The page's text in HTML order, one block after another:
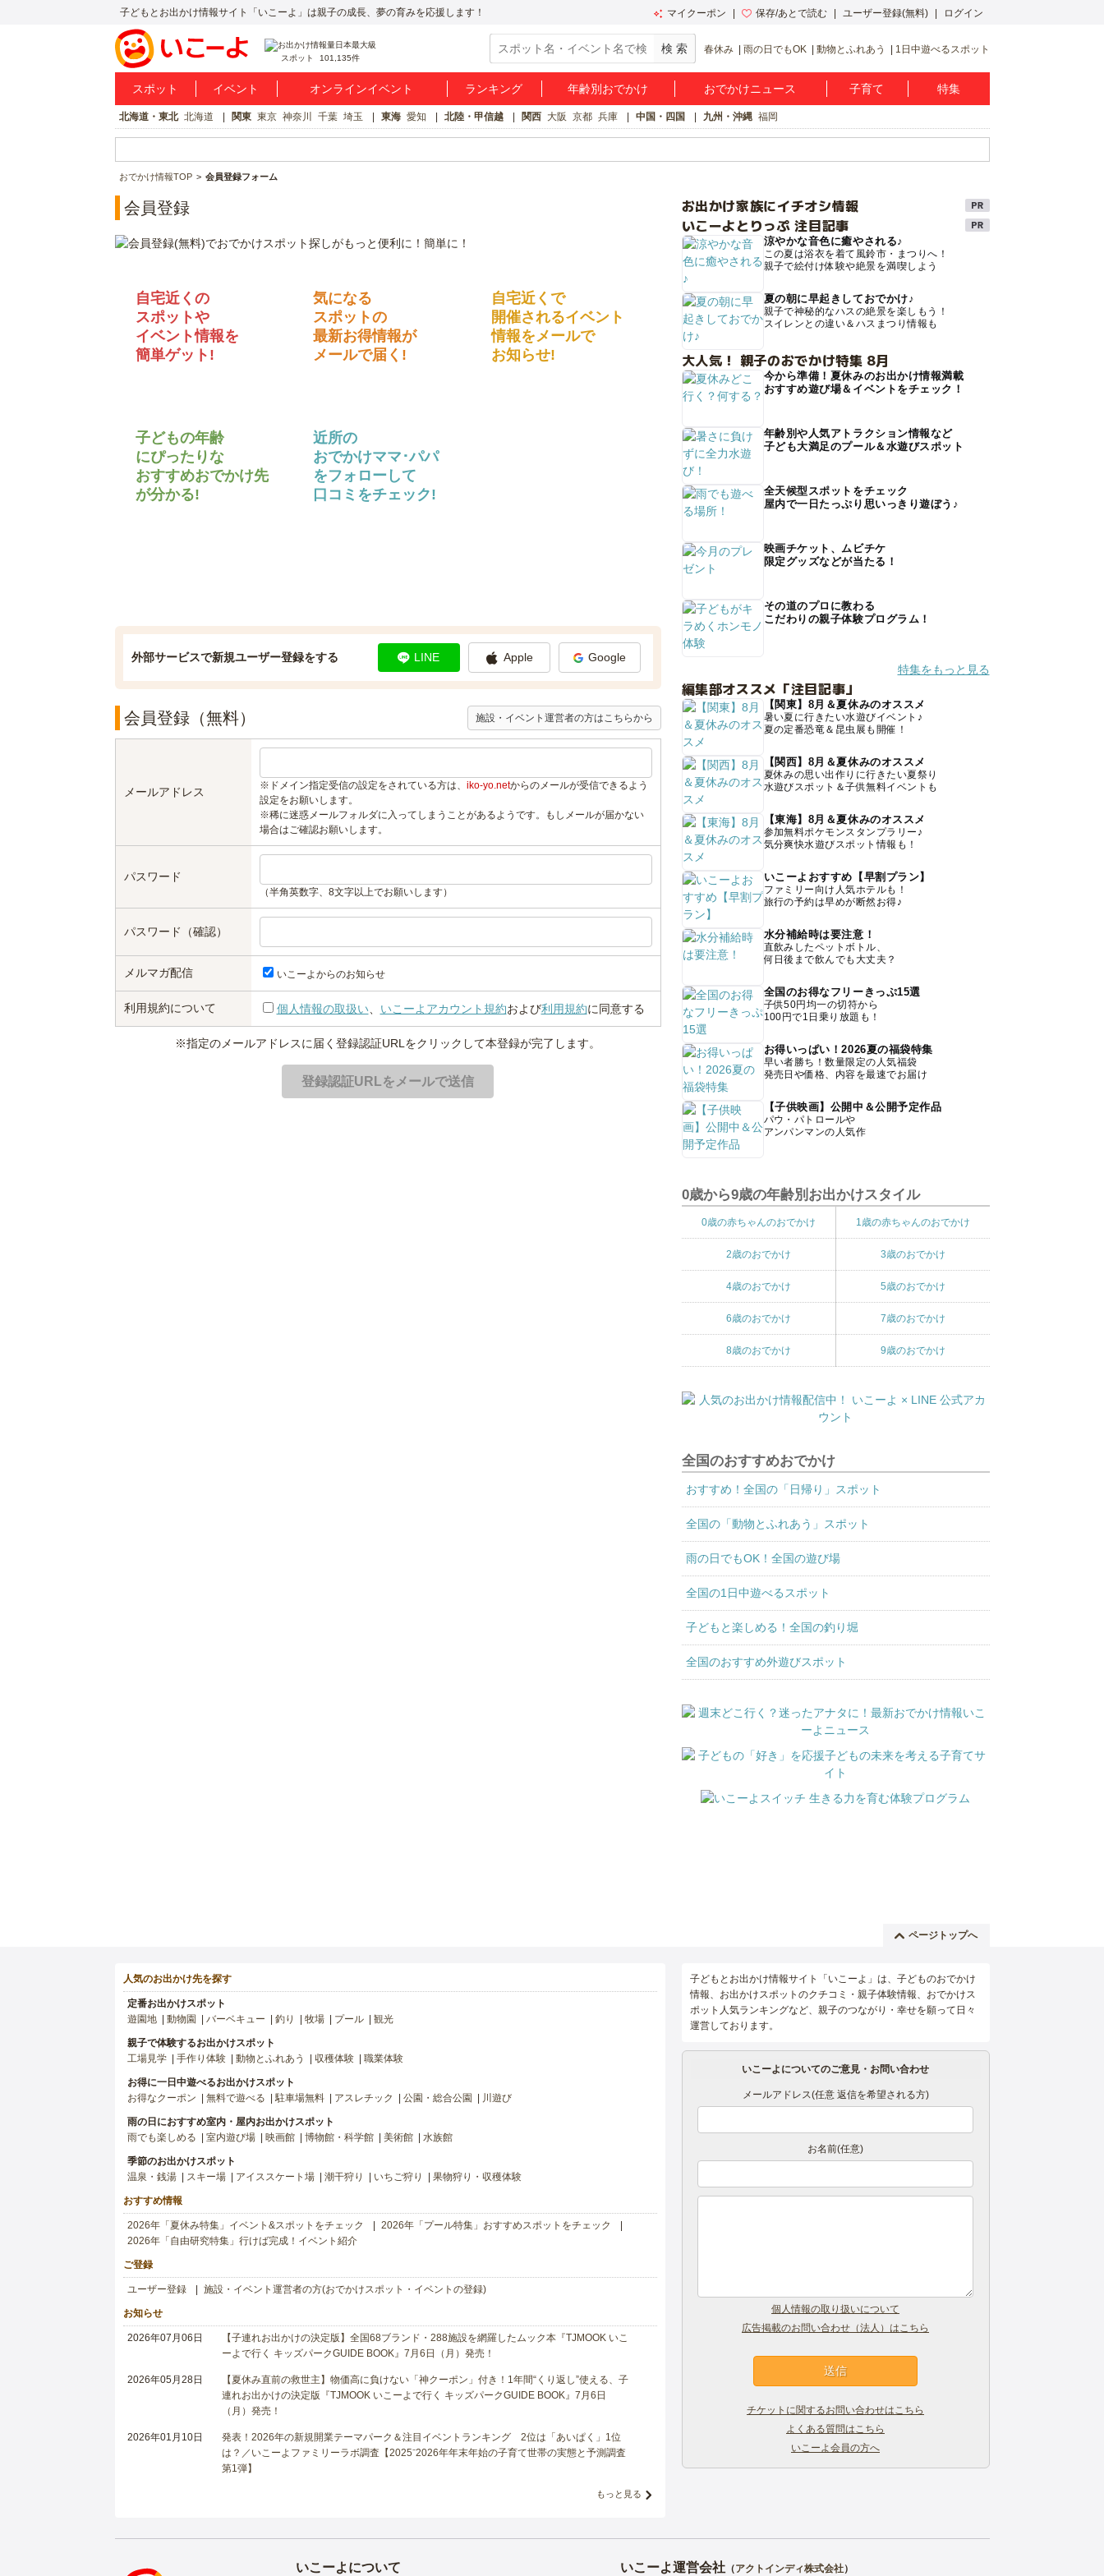
子どもとお出かけ情報サイト「いこーよ」は親子の成長、夢の育みを応援します！ マイクーポン 保存/あとで読む ユーザー登録(無料) ログイン
スポット 101,135件
春休み 雨の日でもOK 動物とふれあう 1日中遊べるスポット
スポット イベント オンラインイベント ランキング 年齢別おでかけ おでかけニュース 子育て 特集
北海道・東北 北海道 関東 東京 神奈川 千葉 埼玉 東海 愛知 北陸・甲信越 関西 大阪 京都 兵庫 中国・四国 九州・沖縄 福岡
おでかけ情報TOP 会員登録フォーム
会員登録
自宅近くの
スポットや
イベント情報を
簡単ゲット!
気になる
スポットの
最新お得情報が
メールで届く!
自宅近くで
開催されるイベント
情報をメールで
お知らせ!
子どもの年齢
にぴったりな
おすすめおでかけ先
が分かる!
近所の
おでかけママ･パパ
をフォローして
口コミをチェック!
外部サービスで新規ユーザー登録をする LINE Apple Google
会員登録（無料） 施設・イベント運営者の方はこちらから
メールアドレス ※ドメイン指定受信の設定をされている方は、 iko-yo.netからのメールが受信できるよう
設定をお願いします。
※稀に迷惑メールフォルダに入ってしまうことがあるようです。もしメールが届かない
場合はご確認お願いします。
パスワード
（半角英数字、8文字以上でお願いします）
パスワード（確認）
メルマガ配信 いこーよからのお知らせ
利用規約について 個人情報の取扱い、 いこーよアカウント規約および利用規約に同意する
※指定のメールアドレスに届く登録認証URLをクリックして本登録が完了します。
お出かけ家族にイチオシ情報
いこーよとりっぷ 注目記事
涼やかな音色に癒やされる♪
この夏は浴衣を着て風鈴市・まつりへ！
親子で絵付け体験や絶景を満喫しよう
夏の朝に早起きしておでかけ♪
親子で神秘的なハスの絶景を楽しもう！
スイレンとの違い＆ハスまつり情報も
大人気！ 親子のおでかけ特集 8月
今から準備！夏休みのお出かけ情報満載
おすすめ遊び場＆イベントをチェック！
年齢別や人気アトラクション情報など
子ども大満足のプール＆水遊びスポット
全天候型スポットをチェック
屋内で一日たっぷり思いっきり遊ぼう♪
映画チケット、ムビチケ
限定グッズなどが当たる！
その道のプロに教わる
こだわりの親子体験プログラム！
特集をもっと見る
編集部オススメ「注目記事」
【関東】8月＆夏休みのオススメ
暑い夏に行きたい水遊びイベント♪
夏の定番恐竜＆昆虫展も開催！
【関西】8月＆夏休みのオススメ
夏休みの思い出作りに行きたい夏祭り
水遊びスポット＆子供無料イベントも
【東海】8月＆夏休みのオススメ
参加無料ポケモンスタンプラリー♪
気分爽快水遊びスポット情報も！
いこーよおすすめ【早割プラン】
ファミリー向け人気ホテルも！
旅行の予約は早めが断然お得♪
水分補給時は要注意！
直飲みしたペットボトル、
何日後まで飲んでも大丈夫？
全国のお得なフリーきっぷ15選
子供50円均一の切符から
100円で1日乗り放題も！
お得いっぱい！2026夏の福袋特集
早い者勝ち！数量限定の人気福袋
発売日や価格、内容を最速でお届け
【子供映画】公開中＆公開予定作品
パウ・パトロールや
アンパンマンの人気作
0歳から9歳の年齢別お出かけスタイル
0歳の赤ちゃんのおでかけ 1歳の赤ちゃんのおでかけ
2歳のおでかけ 3歳のおでかけ
4歳のおでかけ 5歳のおでかけ
6歳のおでかけ 7歳のおでかけ
8歳のおでかけ 9歳のおでかけ
全国のおすすめおでかけ
おすすめ！全国の「日帰り」スポット
全国の「動物とふれあう」スポット
雨の日でもOK！全国の遊び場
全国の1日中遊べるスポット
子どもと楽しめる！全国の釣り堀
全国のおすすめ外遊びスポット
ページトップへ
人気のお出かけ先を探す
定番お出かけスポット
遊園地
動物園 バーベキュー 釣り 牧場 プール 観光
親子で体験するお出かけスポット
工場見学
手作り体験 動物とふれあう 収穫体験 職業体験
お得に一日中遊べるお出かけスポット
お得なクーポン
無料で遊べる 駐車場無料 アスレチック 公園・総合公園 川遊び
雨の日におすすめ室内・屋内お出かけスポット
雨でも楽しめる
室内遊び場 映画館 博物館・科学館 美術館 水族館
季節のお出かけスポット
温泉・銭湯
スキー場 アイススケート場 潮干狩り いちご狩り 果物狩り・収穫体験
おすすめ情報
2026年「夏休み特集」イベント&スポットをチェック
2026年「プール特集」おすすめスポットをチェック
2026年「自由研究特集」行けば完成！イベント紹介
ご登録
ユーザー登録 施設・イベント運営者の方(おでかけスポット・イベントの登録)
お知らせ
2026年07月06日
【子連れお出かけの決定版】全国68ブランド・288施設を網羅したムック本『TJMOOK いこ
ーよで行く キッズパークGUIDE BOOK』7月6日（月）発売！
2026年05月28日
【夏休み直前の救世主】物価高に負けない「神クーポン」付き！1年間“くり返し”使える、子
連れお出かけの決定版『TJMOOK いこーよで行く キッズパークGUIDE BOOK』7月6日
（月）発売！
2026年01月10日
発表！2026年の新規開業テーマパーク＆注目イベントランキング 2位は「あいぱく」1位
は？／いこーよファミリーラボ調査【2025⁻2026年年末年始の子育て世帯の実態と予測調査
第1弾】
もっと見る
子どもとお出かけ情報サイト「いこーよ」は、子どものおでかけ
情報、お出かけスポットのクチコミ・親子体験情報、おでかけス
ポット人気ランキングなど、親子のつながり・幸せを願って日々
運営しております。
いこーよについてのご意見・お問い合わせ
メールアドレス(任意 返信を希望される方)
お名前(任意)
個人情報の取り扱いについて
広告掲載のお問い合わせ（法人）はこちら
チケットに関するお問い合わせはこちら
よくある質問はこちら
いこーよ会員の方へ
いこーよについて いこーよ運営会社（アクトインディ株式会社）